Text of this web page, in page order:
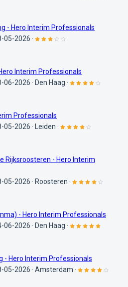
- Hero Interim Professionals
05-2026 ·
Interim Professionals
06-2026 · Den Haag ·
Professionals
05-2026 · Leiden ·
Rijksroosteren - Hero Interim
05-2026 · Roosteren ·
- Hero Interim Professionals
06-2026 · Den Haag ·
- Hero Interim Professionals
05-2026 · Amsterdam ·